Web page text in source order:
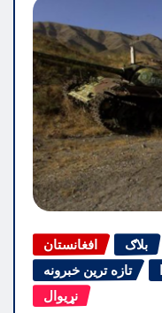
افغانستان بلاګ
تازه ترین خبرونه
نړیوال